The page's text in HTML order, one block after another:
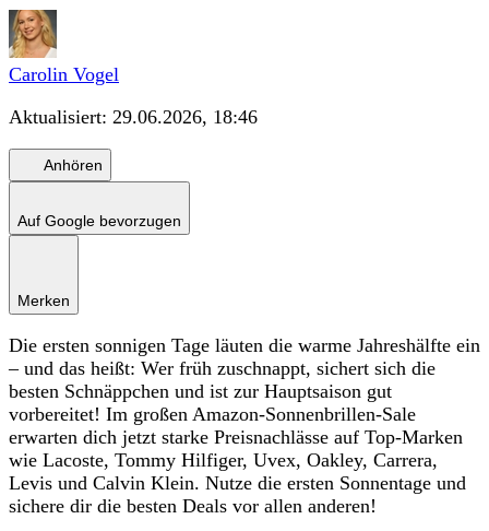
Carolin Vogel
Aktualisiert: 29.06.2026, 18:46
Anhören
Auf Google bevorzugen
Merken
Die ersten sonnigen Tage läuten die warme Jahreshälfte ein
– und das heißt: Wer früh zuschnappt, sichert sich die
besten Schnäppchen und ist zur Hauptsaison gut
vorbereitet! Im großen Amazon-Sonnenbrillen-Sale
erwarten dich jetzt starke Preisnachlässe auf Top-Marken
wie Lacoste, Tommy Hilfiger, Uvex, Oakley, Carrera,
Levis und Calvin Klein. Nutze die ersten Sonnentage und
sichere dir die besten Deals vor allen anderen!